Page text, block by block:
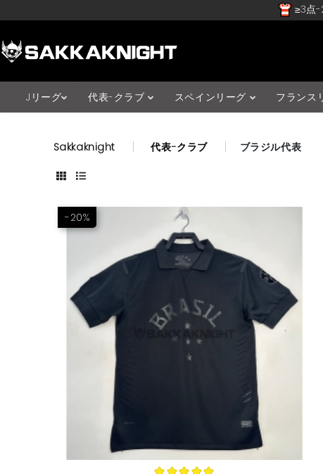
≥3点
Jリーグ 代表-クラブ スペインリーグ フランス
Sakkaknight 代表-クラブ ブラジル代表
-20%